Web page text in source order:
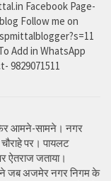
Facebook Page-
Follow me on
Add in WhatsApp
9829071511
आमने-सामने। नगर
पर। पायलट
ऐतराज जताया।
जब अजमेर नगर निगम के